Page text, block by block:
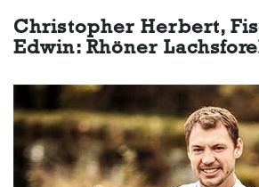
Christopher Herbert,
Edwin: Rhöner